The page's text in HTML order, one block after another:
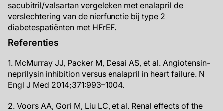
sacubitril/valsartan vergeleken met enalapril de
verslechtering van de nierfunctie bij type 2
diabetespatiënten met HFrEF.
Referenties
1. McMurray JJ, Packer M, Desai AS, et al. Angiotensin-
neprilysin inhibition versus enalapril in heart failure. N
Engl J Med 2014;371:993–1004.
2. Voors AA, Gori M, Liu LC, et al. Renal effects of the